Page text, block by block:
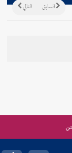
التالي السابق